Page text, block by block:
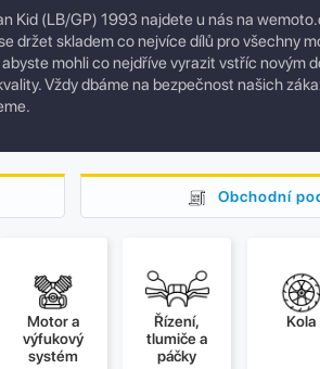
Kid (LB/GP) 1993 najdete u nás na
držet skladem co nejvíce dílů pro všechny
mohli co nejdříve vyrazit vstříc novým
Vždy dbáme na bezpečnost našich
Obchodní
Motor a
výfukový
systém
Řízení,
tlumiče a
páčky
Kola